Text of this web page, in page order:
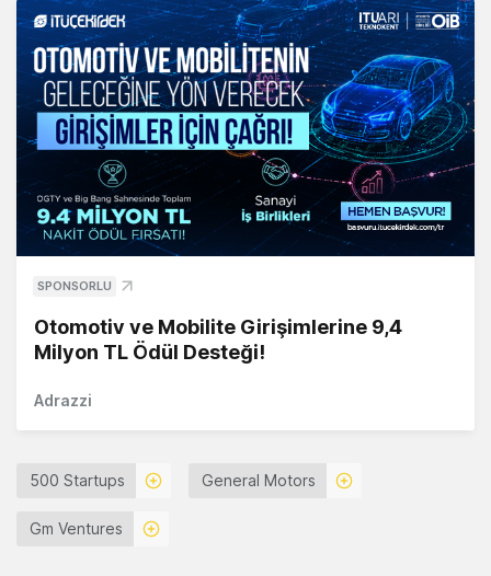
SPONSORLU
Otomotiv ve Mobilite Girişimlerine 9,4
Milyon TL Ödül Desteği!
Adrazzi
500 Startups General Motors
Gm Ventures